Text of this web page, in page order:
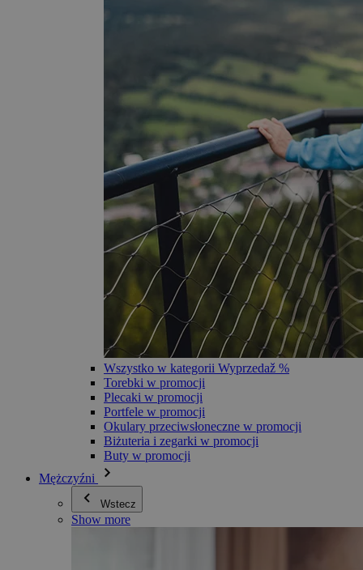
Wszystko w kategorii Wyprzedaž %
Torebki w promocji
Plecaki w promocji
Portfele w promocji
Okulary przeciwsłoneczne w promocji
Biżuteria i zegarki w promocji
Buty w promocji
Mężczyźni
Wstecz
Show more